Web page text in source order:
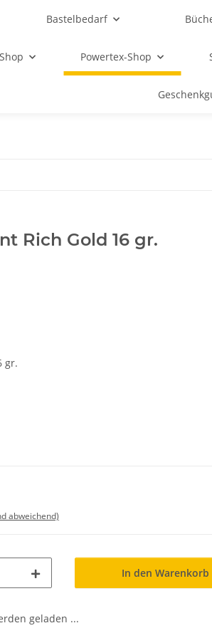
Bastelbedarf
Powertex-Shop
Rich Gold 16 gr.
gr.
abweichend)
In den Warenkorb
geladen ...